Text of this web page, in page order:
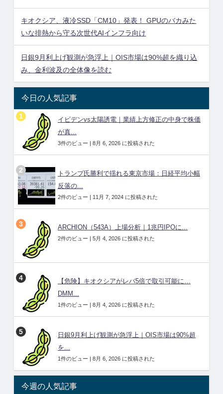
キオクシア、液冷SSD「CM10」発表！ GPUのバカみた
いな排熱から守る次世代AIインフラ向け
日銀9月利上げ観測が急浮上｜OIS市場は90%超を織り込
み、金利波及の全体像を読む
今日の人気記事
イビデンvs太陽誘電｜業績上方修正の中身で株価
が真...
3件のビュー | 8月 6, 2026 に投稿された
トランプ氏勝利で揺れる東京市場：日経平均小幅
反落の...
2件のビュー | 11月 7, 2024 に投稿された
ARCHION（543A）上場分析｜1兆円IPOに...
2件のビュー | 5月 4, 2026 に投稿された
【危険】キオクシアがレバ5倍で取引可能に…
DMM...
1件のビュー | 8月 4, 2026 に投稿された
日銀9月利上げ観測が急浮上｜OIS市場は90%超
を...
1件のビュー | 8月 6, 2026 に投稿された
今週の人気記事